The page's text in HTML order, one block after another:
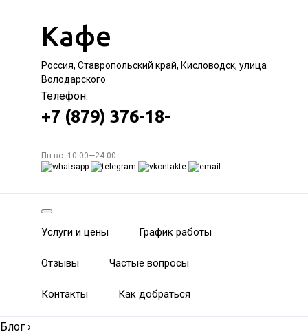
Кафе
Россия, Ставропольский край, Кисловодск, улица
Володарского
Телефон:
+7 (879) 376-18-
Пн-вс: 10:00—24:00
Услуги и цены График работы
Отзывы Частые вопросы
Контакты Как добраться
Блог ›